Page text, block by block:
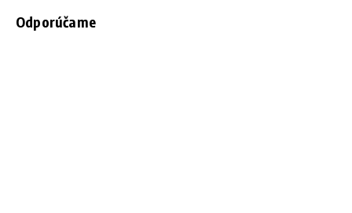
Odporúčame